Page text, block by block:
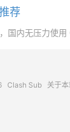
荐
国内无压力使用
Clash Sub 关于